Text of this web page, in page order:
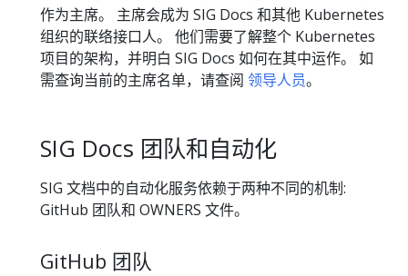
作为主席。 主席会成为 SIG Docs 和其他 Kubernetes
组织的联络接口人。 他们需要了解整个 Kubernetes
项目的架构，并明白 SIG Docs 如何在其中运作。 如
需查询当前的主席名单，请查阅 领导人员。
SIG Docs 团队和自动化
SIG 文档中的自动化服务依赖于两种不同的机制:
GitHub 团队和 OWNERS 文件。
GitHub 团队